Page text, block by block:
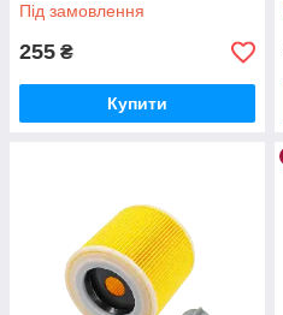
Під замовлення
255 ₴
Купити